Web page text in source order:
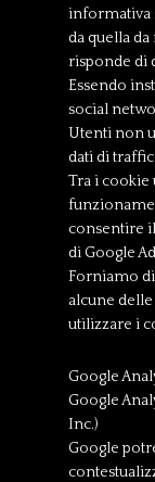
informativa
da quella
risponde di
Essendo
social
Utenti non
dati di
Tra i cookie
consentire
di Google
Forniamo
alcune
utilizzare i
Google
Google
Inc.)
Google